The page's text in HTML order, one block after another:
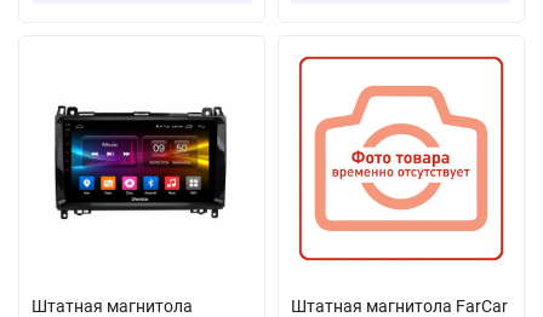
Штатная магнитола
Штатная магнитола FarCar